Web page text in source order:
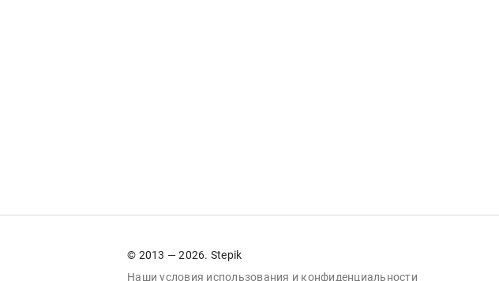
© 2013 — 2026. Stepik
Наши условия использования и конфиденциальности